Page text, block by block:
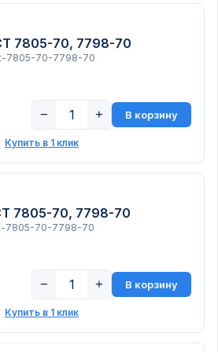
7805-70, 7798-70
7805-70-7798-70
− + В корзину
Купить в 1 клик
7805-70, 7798-70
7805-70-7798-70
− + В корзину
Купить в 1 клик